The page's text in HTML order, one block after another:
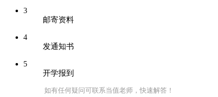
3
邮寄资料
4
发通知书
5
开学报到
如有任何疑问可联系当值老师，快速解答！